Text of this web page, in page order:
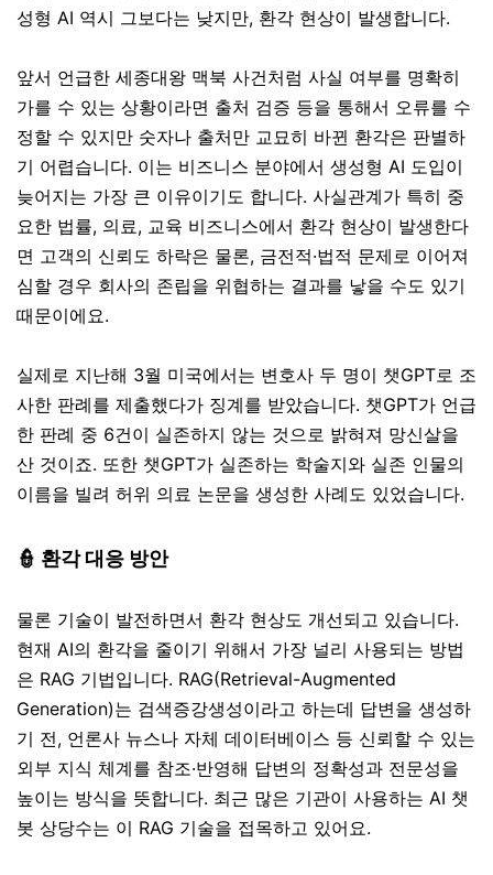
성형 AI 역시 그보다는 낮지만, 환각 현상이 발생합니다.
앞서 언급한 세종대왕 맥북 사건처럼 사실 여부를 명확히
가를 수 있는 상황이라면 출처 검증 등을 통해서 오류를 수
정할 수 있지만 숫자나 출처만 교묘히 바뀐 환각은 판별하
기 어렵습니다. 이는 비즈니스 분야에서 생성형 AI 도입이
늦어지는 가장 큰 이유이기도 합니다. 사실관계가 특히 중
요한 법률, 의료, 교육 비즈니스에서 환각 현상이 발생한다
면 고객의 신뢰도 하락은 물론, 금전적·법적 문제로 이어져
심할 경우 회사의 존립을 위협하는 결과를 낳을 수도 있기
때문이에요.
실제로 지난해 3월 미국에서는 변호사 두 명이 챗GPT로 조
사한 판례를 제출했다가 징계를 받았습니다. 챗GPT가 언급
한 판례 중 6건이 실존하지 않는 것으로 밝혀져 망신살을
산 것이죠. 또한 챗GPT가 실존하는 학술지와 실존 인물의
이름을 빌려 허위 의료 논문을 생성한 사례도 있었습니다.
👮 환각 대응 방안
물론 기술이 발전하면서 환각 현상도 개선되고 있습니다.
현재 AI의 환각을 줄이기 위해서 가장 널리 사용되는 방법
은 RAG 기법입니다. RAG(Retrieval-Augmented
Generation)는 검색증강생성이라고 하는데 답변을 생성하
기 전, 언론사 뉴스나 자체 데이터베이스 등 신뢰할 수 있는
외부 지식 체계를 참조·반영해 답변의 정확성과 전문성을
높이는 방식을 뜻합니다. 최근 많은 기관이 사용하는 AI 챗
봇 상당수는 이 RAG 기술을 접목하고 있어요.